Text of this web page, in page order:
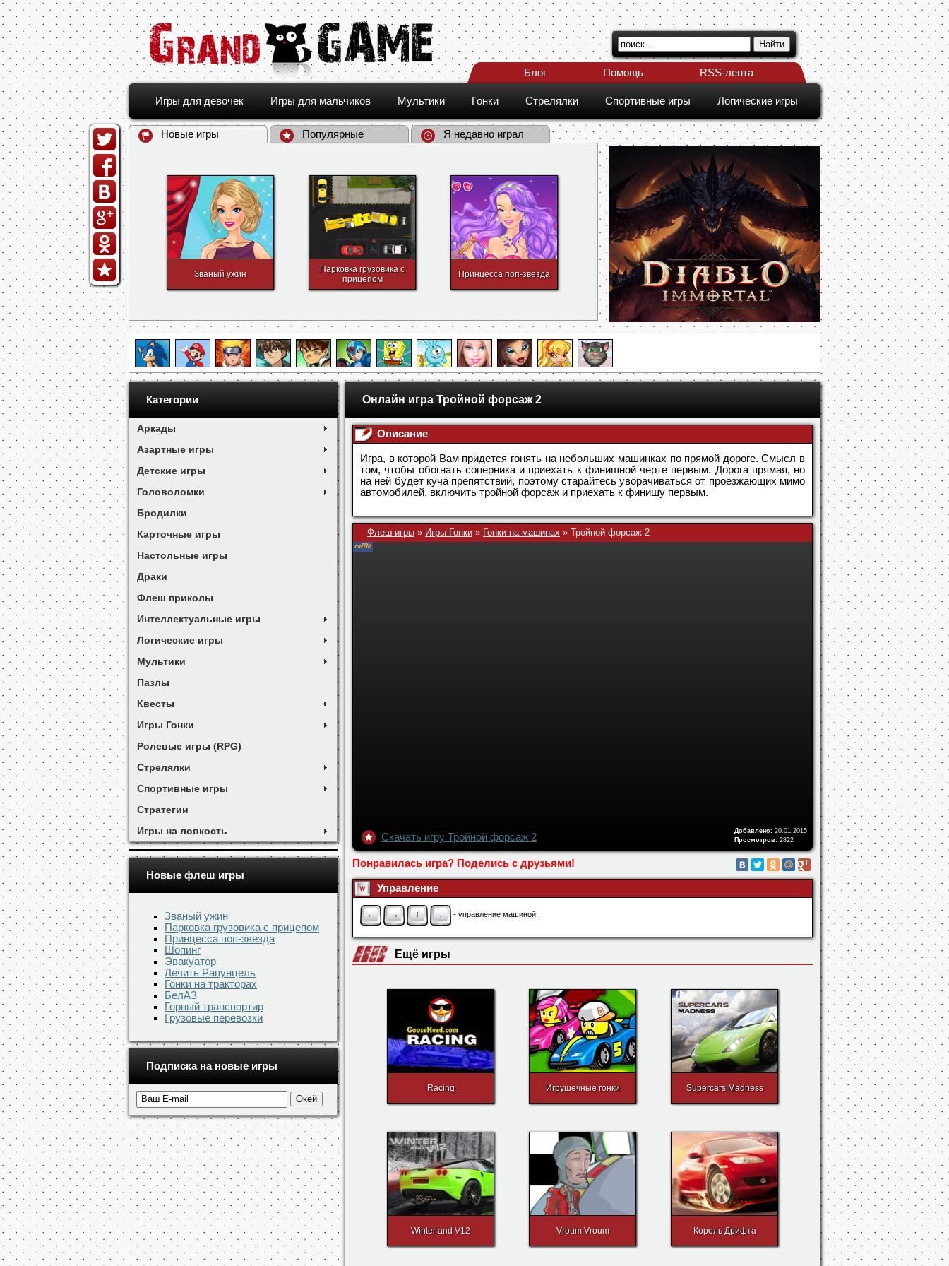
Блог Помощь RSS-лента
Игры для девочек Игры для мальчиков Мультики Гонки Стрелялки Спортивные игры Логические игры
Новые игры Популярные Я недавно играл
Званый ужин
Парковка грузовика с
прицепом
Принцесса поп-звезда
Категории
Аркады
Азартные игры
Детские игры
Головоломки
Бродилки
Карточные игры
Настольные игры
Драки
Флеш приколы
Интеллектуальные игры
Логические игры
Мультики
Пазлы
Квесты
Игры Гонки
Ролевые игры (RPG)
Стрелялки
Спортивные игры
Стратегии
Игры на ловкость
Новые флеш игры
Званый ужин
Парковка грузовика с прицепом
Принцесса поп-звезда
Шопинг
Эвакуатор
Лечить Рапунцель
Гонки на тракторах
БелАЗ
Горный транспортир
Грузовые перевозки
Подписка на новые игры
Онлайн игра Тройной форсаж 2
Описание
Игра, в которой Вам придется гонять на небольших машинках по прямой дороге. Смысл в
том, чтобы обогнать соперника и приехать к финишной черте первым. Дорога прямая, но
на ней будет куча препятствий, поэтому старайтесь уворачиваться от проезжающих мимо
автомобилей, включить тройной форсаж и приехать к финишу первым.
Флеш игры » Игры Гонки » Гонки на машинах » Тройной форсаж 2
Добавлено:20.01.2015
Просмотров:2822
Понравилась игра? Поделись с друзьями!
Управление
← → ↑ ↓
Ещё игры